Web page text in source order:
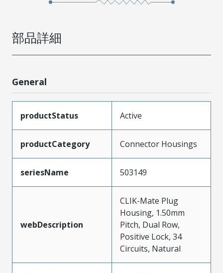
部品詳細
General
productStatus Active
productCategory Connector Housings
seriesName 503149
webDescription
CLIK-Mate Plug
Housing, 1.50mm
Pitch, Dual Row,
Positive Lock, 34
Circuits, Natural